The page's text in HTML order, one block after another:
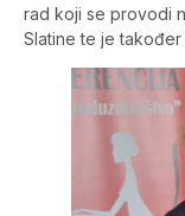
rad koji se provodi
Slatine te je